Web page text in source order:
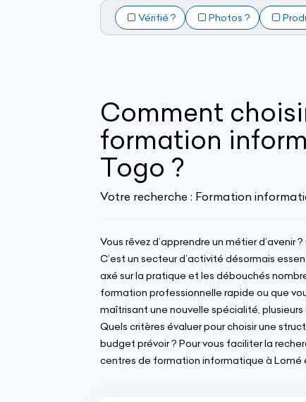
Vérifié ? Photos ?
Comment
formation
Togo ?
Votre recherche : Formation
Vous rêvez d’apprendre un métier
C’est un secteur d’activité désormais
axé sur la pratique et les débouchés
formation professionnelle rapide ou que
maîtrisant une nouvelle spécialité,
Quels critères évaluer pour choisir une
budget prévoir ? Pour vous faciliter la
centres de formation informatique à Lomé